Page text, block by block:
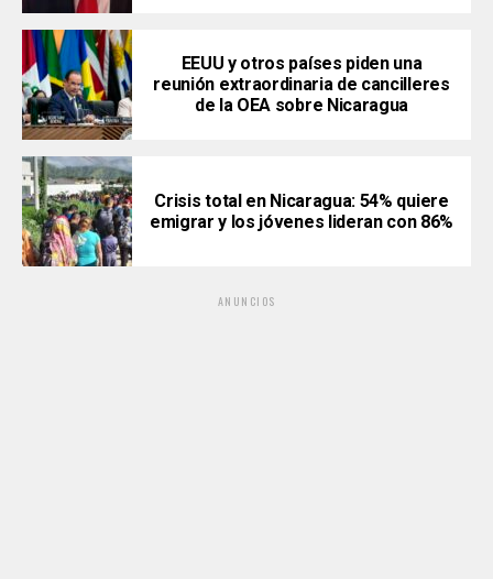
EEUU y otros países piden una
reunión extraordinaria de cancilleres
de la OEA sobre Nicaragua
Crisis total en Nicaragua: 54% quiere
emigrar y los jóvenes lideran con 86%
ANUNCIOS